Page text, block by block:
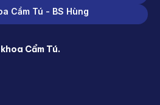
Cẩm Tú - BS Hùng
Cẩm Tú.